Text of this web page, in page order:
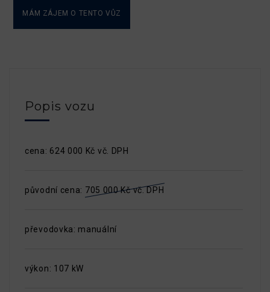
MÁM ZÁJEM O TENTO VŮZ
Popis vozu
cena: 624 000 Kč vč. DPH
původní cena: 705 000 Kč vč. DPH
převodovka: manuální
výkon: 107 kW